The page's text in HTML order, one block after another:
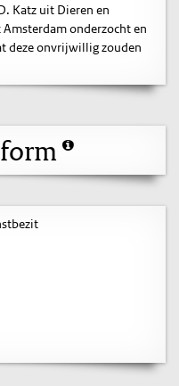
Katz uit Dieren en
onderzocht en
deze onvrijwillig zouden